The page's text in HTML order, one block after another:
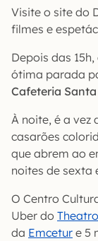
Visite o site do
filmes e
Depois das
ótima parada
Cafeteria
À noite, é a vez
casarões
que abrem ao
noites de sexta
O Centro
Uber do
da Emcetur e 5